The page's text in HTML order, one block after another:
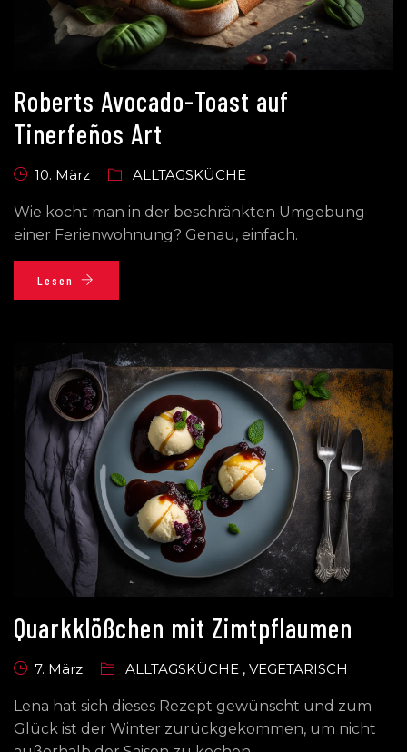
Roberts Avocado-Toast auf
Tinerfeños Art
10. März ALLTAGSKÜCHE
Wie kocht man in der beschränkten Umgebung
einer Ferienwohnung? Genau, einfach.
Lesen
Quarkklößchen mit Zimtpflaumen
7. März ALLTAGSKÜCHE , VEGETARISCH
Lena hat sich dieses Rezept gewünscht und zum
Glück ist der Winter zurückgekommen, um nicht